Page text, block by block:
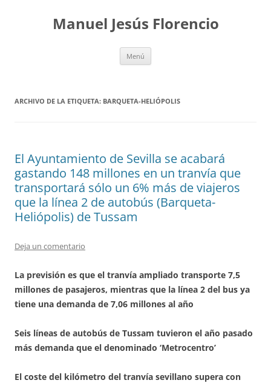
contenidoManuel Jesús Florencio
Menú
ARCHIVO DE LA ETIQUETA: BARQUETA-HELIÓPOLIS
El Ayuntamiento de Sevilla se acabará
gastando 148 millones en un tranvía que
transportará sólo un 6% más de viajeros
que la línea 2 de autobús (Barqueta-
Heliópolis) de Tussam
Deja un comentario
La previsión es que el tranvía ampliado transporte 7,5
millones de pasajeros, mientras que la línea 2 del bus ya
tiene una demanda de 7,06 millones al año
Seis líneas de autobús de Tussam tuvieron el año pasado
más demanda que el denominado ‘Metrocentro’
El coste del kilómetro del tranvía sevillano supera con